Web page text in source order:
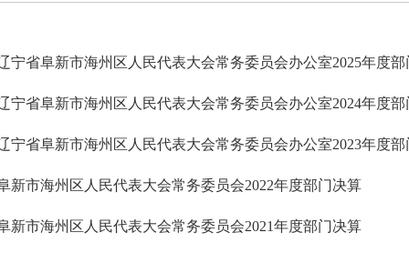
宁省阜新市海州区人民代表大会常务委员会办公室2025年度部
宁省阜新市海州区人民代表大会常务委员会办公室2024年度部
宁省阜新市海州区人民代表大会常务委员会办公室2023年度部
新市海州区人民代表大会常务委员会2022年度部门决算
新市海州区人民代表大会常务委员会2021年度部门决算